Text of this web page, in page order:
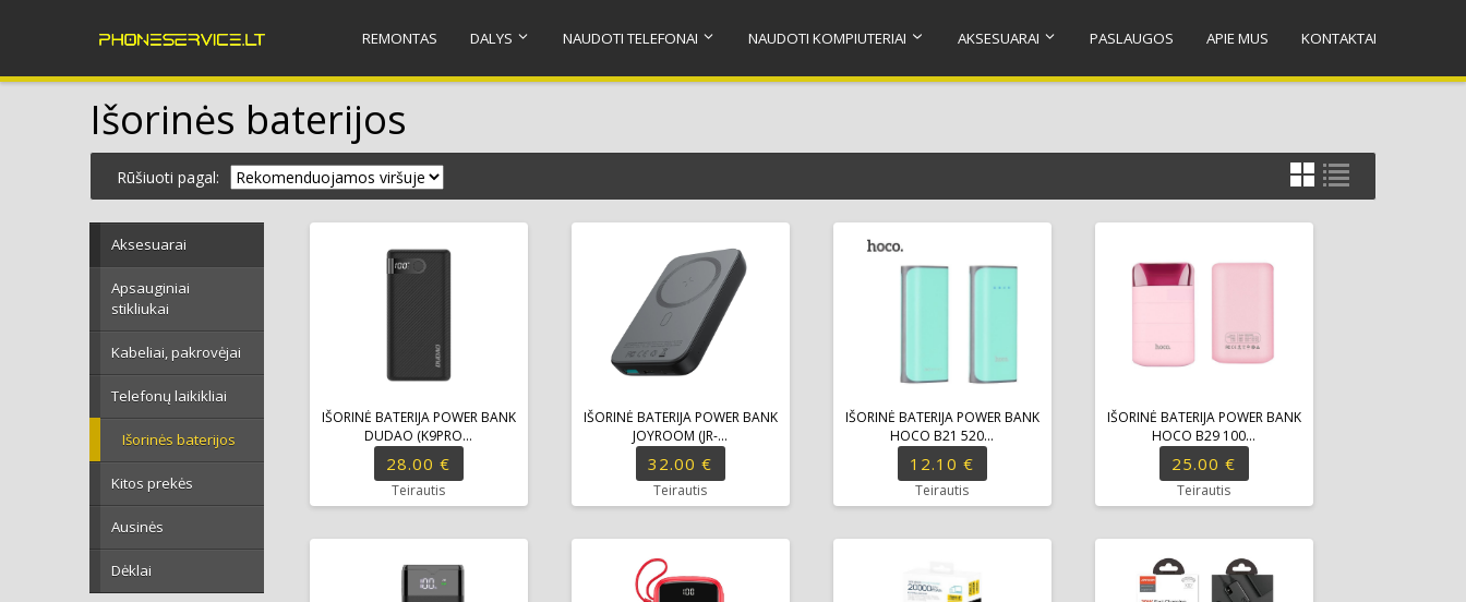
REMONTAS DALYS NAUDOTI TELEFONAI NAUDOTI KOMPIUTERIAI AKSESUARAI PASLAUGOS APIE MUS KONTAKTAI
Išorinės baterijos
Rūšiuoti pagal:
Aksesuarai
Apsauginiai
stikliukai
Kabeliai, pakrovėjai
Telefonų laikikliai
Išorinės baterijos
Kitos prekės
Ausinės
Dėklai
IŠORINĖ BATERIJA POWER BANK
DUDAO (K9PRO...
28.00 €
Teirautis
IŠORINĖ BATERIJA POWER BANK
JOYROOM (JR-...
32.00 €
Teirautis
IŠORINĖ BATERIJA POWER BANK
HOCO B21 520...
12.10 €
Teirautis
IŠORINĖ BATERIJA POWER BANK
HOCO B29 100...
25.00 €
Teirautis